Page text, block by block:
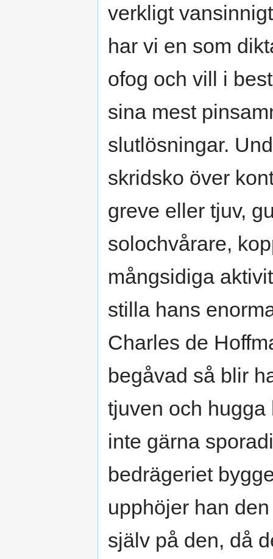
verkligt
har vi en som
ofog och vill i
sina mest
slutlösningar.
skridsko över
greve eller tjuv,
solochvårare,
mångsidiga
stilla hans
Charles de
begåvad så blir
tjuven och hugga
inte gärna
bedrägeriet
upphöjer han
själv på den, då